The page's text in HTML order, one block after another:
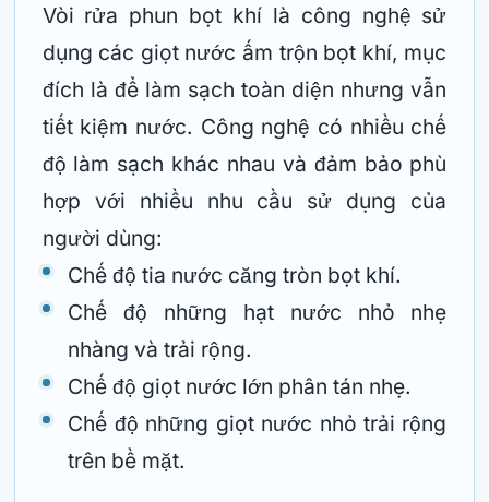
Vòi rửa phun bọt khí là công nghệ sử
dụng các giọt nước ấm trộn bọt khí, mục
đích là để làm sạch toàn diện nhưng vẫn
tiết kiệm nước. Công nghệ có nhiều chế
độ làm sạch khác nhau và đảm bảo phù
hợp với nhiều nhu cầu sử dụng của
người dùng:
Chế độ tia nước căng tròn bọt khí.
Chế độ những hạt nước nhỏ nhẹ
nhàng và trải rộng.
Chế độ giọt nước lớn phân tán nhẹ.
Chế độ những giọt nước nhỏ trải rộng
trên bề mặt.